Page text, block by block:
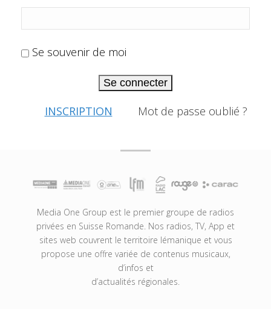
Se souvenir de moi
Se connecter
INSCRIPTION Mot de passe oublié ?
Media One Group est le premier groupe de radios
privées en Suisse Romande. Nos radios, TV, App et
sites web couvrent le territoire lémanique et vous
propose une offre variée de contenus musicaux,
d’infos et
d’actualités régionales.